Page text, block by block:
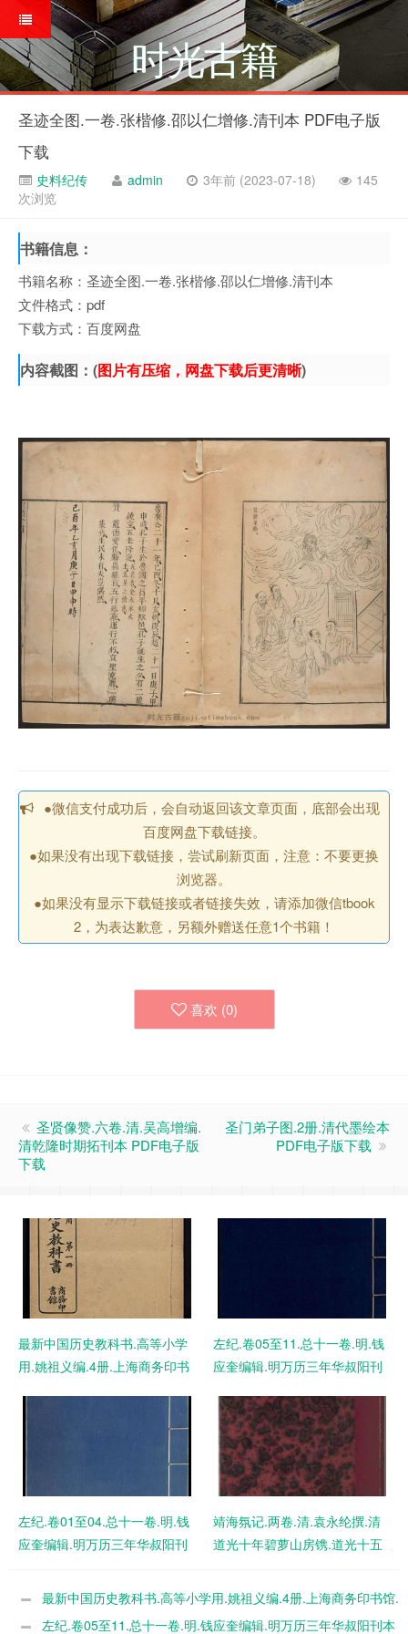
时光古籍
圣迹全图.一卷.张楷修.邵以仁增修.清刊本 PDF电子版
下载
史料纪传 admin 3年前 (2023-07-18)
145
次浏览
书籍信息：
书籍名称：圣迹全图.一卷.张楷修.邵以仁增修.清刊本
文件格式：pdf
下载方式：百度网盘
内容截图：(图片有压缩，网盘下载后更清晰)
●微信支付成功后，会自动返回该文章页面，底部会出现
百度网盘下载链接。
●如果没有出现下载链接，尝试刷新页面，注意：不要更换
浏览器。
●如果没有显示下载链接或者链接失效，请添加微信tbook
2，为表达歉意，另额外赠送任意1个书籍！
喜欢 (0)
圣贤像赞.六卷.清.吴高增编.
清乾隆时期拓刊本 PDF电子版
下载
圣门弟子图.2册.清代墨绘本
PDF电子版下载
最新中国历史教科书.高等小学
用.姚祖义编.4册.上海商务印书
左纪.卷05至11.总十一卷.明.钱
应奎编辑.明万历三年华叔阳刊
左纪.卷01至04.总十一卷.明.钱
应奎编辑.明万历三年华叔阳刊
靖海氛记.两卷.清.袁永纶撰.清
道光十年碧萝山房镌.道光十五
最新中国历史教科书.高等小学用.姚祖义编.4册.上海商务印书馆.
宣统元年版.1909年 PDF电子版下载
左纪.卷05至11.总十一卷.明.钱应奎编辑.明万历三年华叔阳刊本